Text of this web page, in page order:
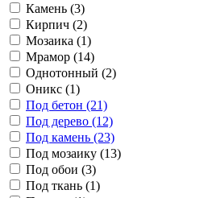
Камень (3)
Кирпич (2)
Мозаика (1)
Мрамор (14)
Однотонный (2)
Оникс (1)
Под бетон (21)
Под дерево (12)
Под камень (23)
Под мозаику (13)
Под обои (3)
Под ткань (1)